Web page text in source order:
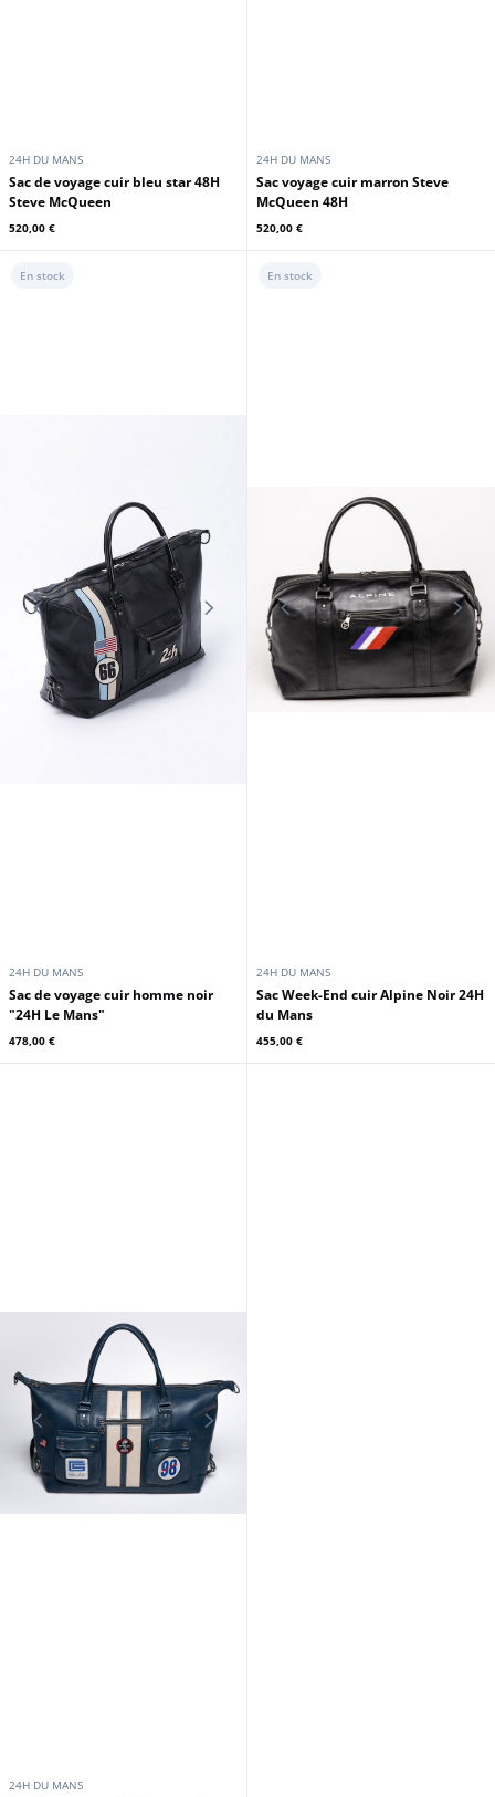
24H DU MANS
Sac de voyage cuir bleu star 48H
Steve McQueen
520,00 €
24H DU MANS
Sac voyage cuir marron Steve
McQueen 48H
520,00 €
24H DU MANS
Sac de voyage cuir homme noir
"24H Le Mans"
478,00 €
En stock
24H DU MANS
Sac Week-End cuir Alpine Noir 24H
du Mans
455,00 €
En stock
24H DU MANS